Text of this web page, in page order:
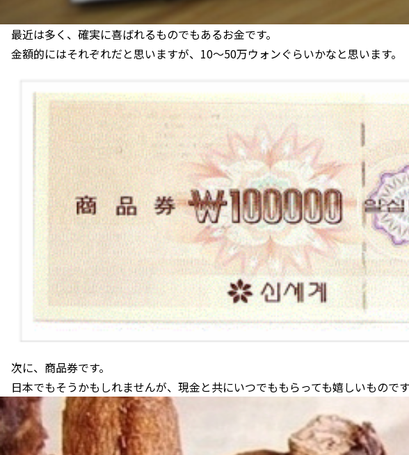
最近は多く、確実に喜ばれるものでもあるお金です。
金額的にはそれぞれだと思いますが、10～50万ウォンぐらいかなと思います。
次に、商品券です。
日本でもそうかもしれませんが、現金と共にいつでももらっても嬉しいものです